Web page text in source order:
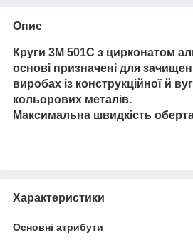
Опис
Круги 3M 501С з цирконатом
основі призначені для
виробах із конструкційної й
кольорових металів.
Максимальна швидкість
Характеристики
Основні атрибути